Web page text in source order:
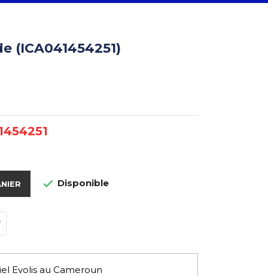
(ICA041454251)
 Disponible
Evolis au Cameroun